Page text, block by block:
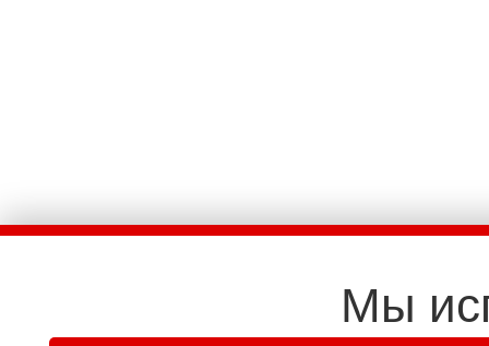
Мы